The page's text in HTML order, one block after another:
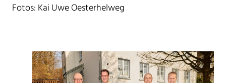
Fotos: Kai Uwe Oesterhelweg